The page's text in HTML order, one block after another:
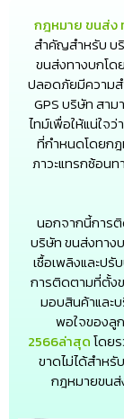
กฎหมาย ขนส่ง
สำคัญสำหรับ บ
ขนส่งทางบกโด
ปลอดภัยมีความ
GPS บริษัท สา
ไทม์เพื่อให้แน่ใจ
ที่กำหนดโดยกฎ
ภาวะแทรกซ้อน
นอกจากนี้การติ
บริษัท ขนส่งทาง
เชื้อเพลิงและป
การติดตามที่ตั้ง
มอบสินค้าและ
พอใจของลู
2566ล่าสุดโดย
ขาดไม่ได้สำห
กฎหมายขนส่